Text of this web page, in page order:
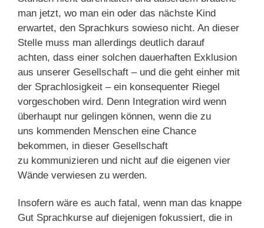
man jetzt, wo man ein oder das nächste Kind
erwartet, den Sprachkurs sowieso nicht. An dieser
Stelle muss man allerdings deutlich darauf
achten, dass einer solchen dauerhaften Exklusion
aus unserer Gesellschaft – und die geht einher mit
der Sprachlosigkeit – ein konsequenter Riegel
vorgeschoben wird. Denn Integration wird wenn
überhaupt nur gelingen können, wenn die zu
uns kommenden Menschen eine Chance
bekommen, in dieser Gesellschaft
zu kommunizieren und nicht auf die eigenen vier
Wände verwiesen zu werden.
Insofern wäre es auch fatal, wenn man das knappe
Gut Sprachkurse auf diejenigen fokussiert, die in